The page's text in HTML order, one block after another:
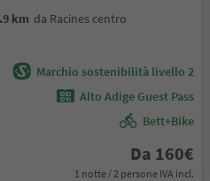
km da Racines centro
Marchio sostenibilità livello 2
Alto Adige Guest Pass
Bett+Bike
Da 160€
1 notte / 2 persone IVA incl.